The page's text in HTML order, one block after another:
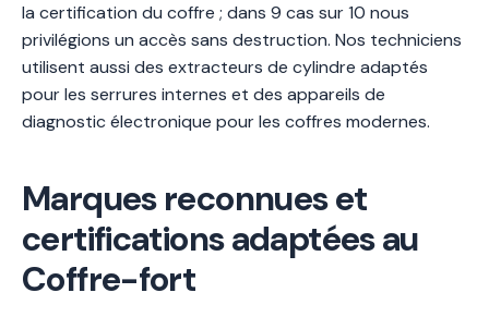
la certification du coffre ; dans 9 cas sur 10 nous
privilégions un accès sans destruction. Nos techniciens
utilisent aussi des extracteurs de cylindre adaptés
pour les serrures internes et des appareils de
diagnostic électronique pour les coffres modernes.
Marques reconnues et
certifications adaptées au
Coffre-fort